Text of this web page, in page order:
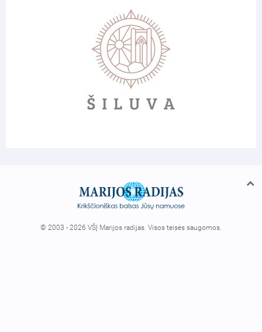
© 2003 - 2026 VŠĮ Marijos radijas. Visos teisės saugomos.